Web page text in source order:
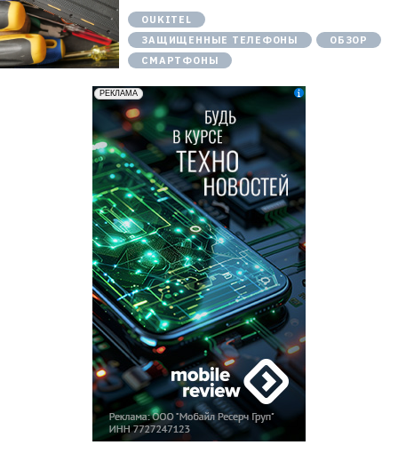
OUKITEL
ЗАЩИЩЕННЫЕ ТЕЛЕФОНЫ
ОБЗОР
СМАРТФОНЫ